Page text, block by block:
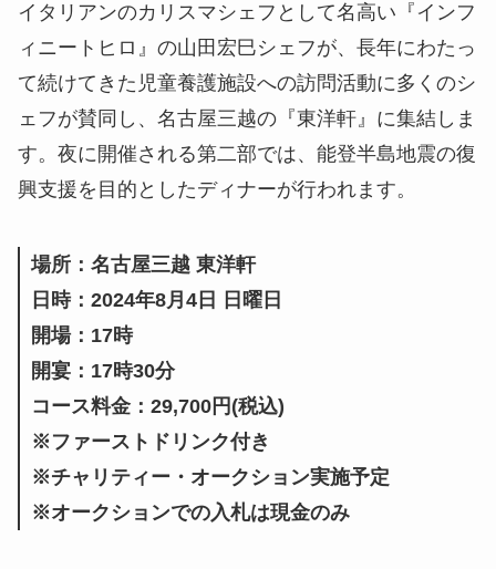
イタリアンのカリスマシェフとして名高い『インフ
ィニートヒロ』の山田宏巳シェフが、長年にわたっ
て続けてきた児童養護施設への訪問活動に多くのシ
ェフが賛同し、名古屋三越の『東洋軒』に集結しま
す。夜に開催される第二部では、能登半島地震の復
興支援を目的としたディナーが行われます。
場所：名古屋三越 東洋軒
日時：2024年8月4日 日曜日
開場：17時
開宴：17時30分
コース料金：29,700円(税込)
※ファーストドリンク付き
※チャリティー・オークション実施予定
※オークションでの入札は現金のみ